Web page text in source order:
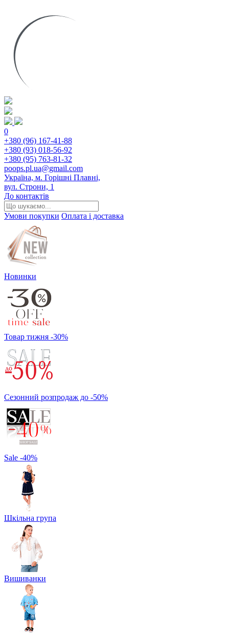
0
+380 (96) 167-41-88
+380 (93) 018-56-92
+380 (95) 763-81-32
poops.pl.ua@gmail.com
Україна, м. Горішні Плавні,
вул. Строни, 1
До контактів
Умови покупки Оплата і доставка
Новинки
Товар тижня -30%
Сезонний розпродаж до -50%
Sale -40%
Шкільна група
Вишиванки